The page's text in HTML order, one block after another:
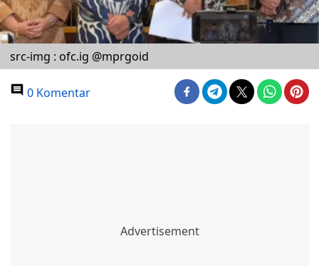
src-img : ofc.ig @mprgoid
0 Komentar